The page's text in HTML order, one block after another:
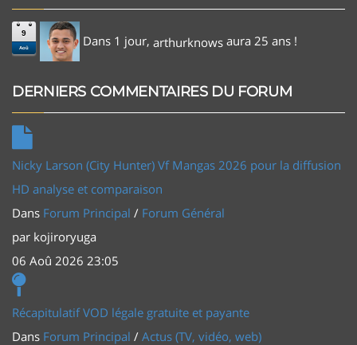
9
Aoû Dans 1 jour, arthurknows aura 25 ans !
DERNIERS COMMENTAIRES DU FORUM
Nicky Larson (City Hunter) Vf Mangas 2026 pour la diffusion
HD analyse et comparaison
Dans Forum Principal / Forum Général
par kojiroryuga
06 Aoû 2026 23:05
Récapitulatif VOD légale gratuite et payante
Dans Forum Principal / Actus (TV, vidéo, web)